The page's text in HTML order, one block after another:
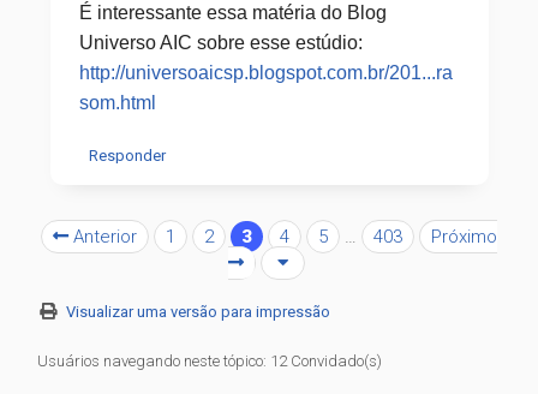
É interessante essa matéria do Blog
Universo AIC sobre esse estúdio:
http://universoaicsp.blogspot.com.br/201...ra
som.html
Responder
Anterior 1 2 3 4 5 … 403 Próximo
Visualizar uma versão para impressão
Usuários navegando neste tópico: 12 Convidado(s)